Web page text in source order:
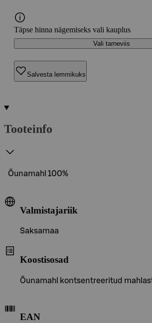
Täpse hinna nägemiseks vali kauplus
Vali tarneviis
Salvesta lemmikuks
Tooteinfo
Õunamahl 100%
Valmistajariik
Saksamaa
Koostisosad
Õunamahl kontsentreeritud
EAN